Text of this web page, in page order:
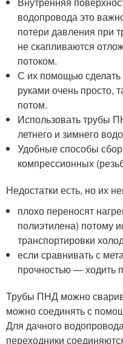
водопровода это
потери давления при
не скапливаются
потоком.
С их помощью
руками очень просто,
потом.
Использовать трубы
летнего и зимнего
Удобные способы
компрессионных
Недостатки есть, но их
плохо переносят
полиэтилена) потому
транспортировки
если сравнивать с
прочностью — ходить
Трубы ПНД можно
можно соединять с
Для дачного
переходники